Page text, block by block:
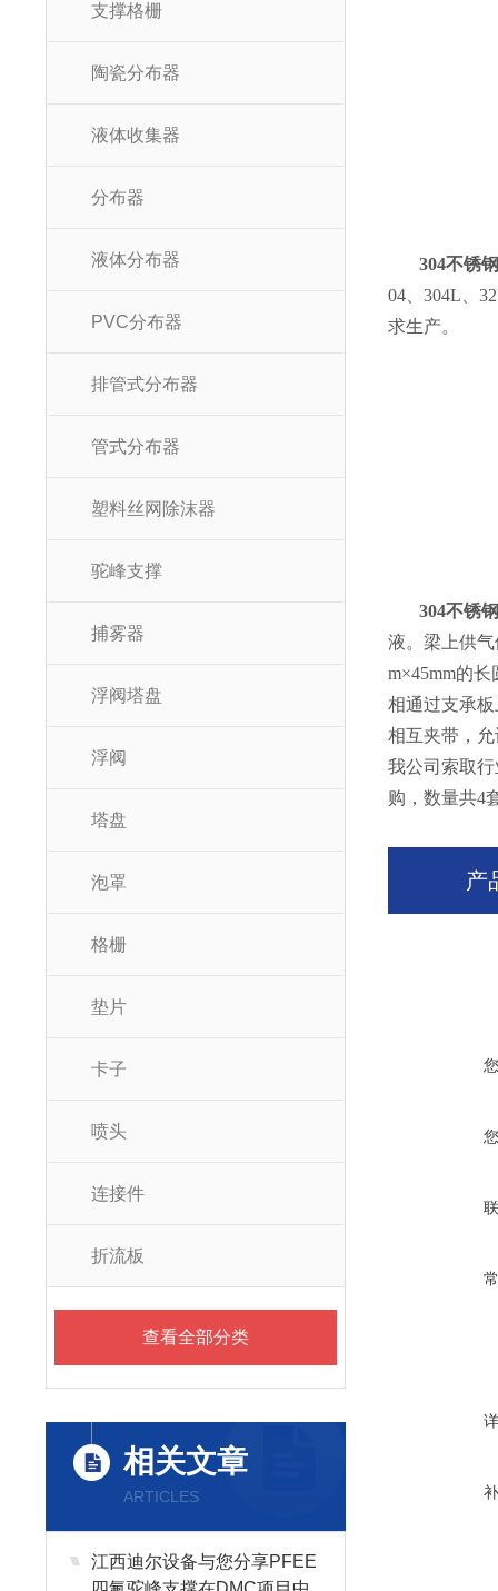
支撑格栅
陶瓷分布器
液体收集器
分布器
液体分布器
PVC分布器
排管式分布器
管式分布器
塑料丝网除沫器
驼峰支撑
捕雾器
浮阀塔盘
浮阀
塔盘
泡罩
格栅
垫片
卡子
喷头
连接件
折流板
查看全部分类
相关文章
ARTICLES
江西迪尔设备与您分享PFEE
304不锈
04、304L、
求生产。
304不锈
液。梁上供
m×45mm的
相通过支承
相互夹带，允
我公司索取
购，数量共4
产